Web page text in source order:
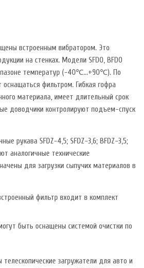
встроенным вибратором. Это
на стенках. Модели SFDO, BFDO
температур (-40℃…+90℃). По
оснащаться фильтром. Гибкая гофра
материала, имеет длительный срок
доводчики контролируют подъем-спуск
рукава SFDZ-4,5; SFDZ-3,6; BFDZ-3,5;
аналогичные технические
для загрузки сыпучих материалов в
фильтр входит в комплект
быть оснащены системой очистки по
телескопические загружатели для авто и